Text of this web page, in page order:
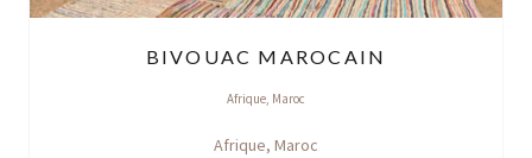
BIVOUAC MAROCAIN
Afrique, Maroc
Afrique, Maroc